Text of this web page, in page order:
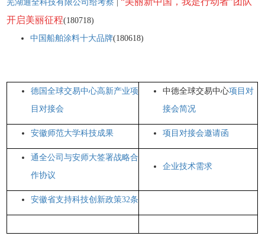
芜湖通全科技有限公司给考察 |
开启美丽征程(180718)
中国船舶涂料十大品牌(180618)
德国全球交易中心高新产业项
目对接会
中德全球交易中心项目对
接会简况
安徽师范大学科技成果 项目对接会邀请函
通全公司与安师大签署战略合
作协议
企业技术需求
安徽省支持科技创新政策32条